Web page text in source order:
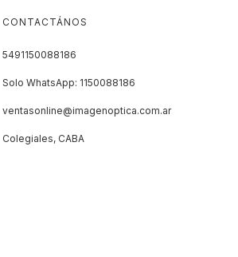
CONTACTÁNOS
5491150088186
Solo WhatsApp: 1150088186
ventasonline@imagenoptica.com.ar
Colegiales, CABA